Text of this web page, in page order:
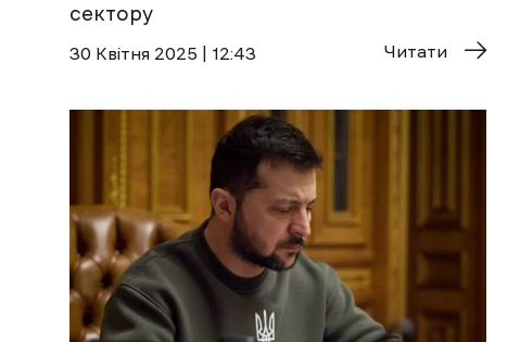
сектору
30 Квітня 2025 | 12:43 Читати